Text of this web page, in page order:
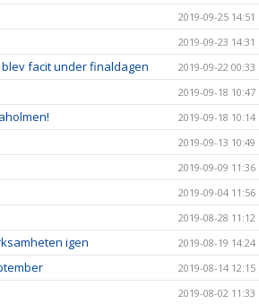
2019-09-25 14:51
2019-09-23 14:31
facit under finaldagen 2019-09-22 00:33
2019-09-18 10:47
2019-09-18 10:14
2019-09-13 10:49
2019-09-09 11:36
2019-09-04 11:56
2019-08-28 11:12
igen 2019-08-19 14:24
2019-08-14 12:15
2019-08-02 11:33